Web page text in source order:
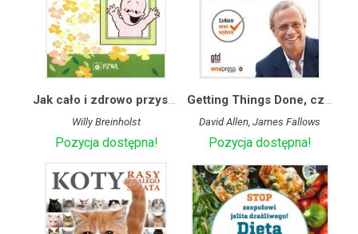
Jak cało i zdrowo przyszedłem na świat
Willy Breinholst
Pozycja dostępna!
Getting Things Done, czyli sztuka bezstresowej efektywności
David Allen, James Fallows
Pozycja dostępna!